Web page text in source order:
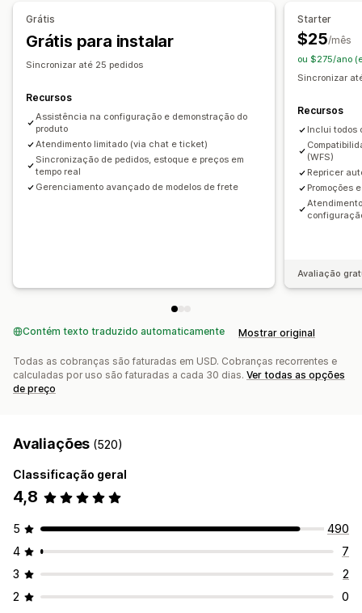
Processamento de pedidos em vários locais
Pedidos em massa
Sincronização de pedidos
Alertas por e-mail
Alertas de estoque baixo
Grátis
Grátis para instalar
Sincronizar até 25 pedidos
Recursos
Assistência na configuração e demonstração do
produto
Atendimento limitado (via chat e ticket)
Sincronização de pedidos, estoque e preços em
tempo real
Gerenciamento avançado de modelos de frete
Starter
$25/mês
ou $275/ano
Sincronizar
Recursos
Inclui todos
(WFS)
Repricer
Promoções
Avaliação
Contém texto traduzido automaticamente Mostrar original
Todas as cobranças são faturadas em USD. Cobranças recorrentes e
calculadas por uso são faturadas a cada 30 dias. Ver todas as opções
de preço
Avaliações (520)
Classificação geral
4,8
5
490
4
7
3
2
2
0